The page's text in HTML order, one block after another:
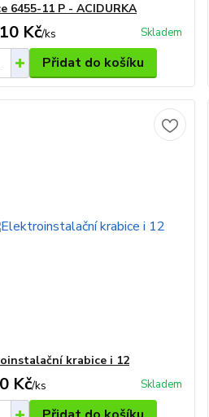
6455-11 P - ACIDURKA
Kč/ks Skladem
Přidat do košíku
krabice i 12
Kč/ks Skladem